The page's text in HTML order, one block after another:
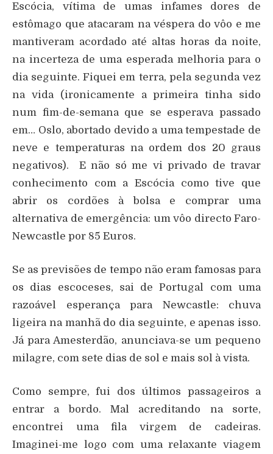
Escócia, vítima de umas infames dores de
estômago que atacaram na véspera do vôo e me
mantiveram acordado até altas horas da noite,
na incerteza de uma esperada melhoria para o
dia seguinte. Fiquei em terra, pela segunda vez
na vida (ironicamente a primeira tinha sido
num fim-de-semana que se esperava passado
em… Oslo, abortado devido a uma tempestade de
neve e temperaturas na ordem dos 20 graus
negativos). E não só me vi privado de travar
conhecimento com a Escócia como tive que
abrir os cordões à bolsa e comprar uma
alternativa de emergência: um vôo directo Faro-
Newcastle por 85 Euros.
Se as previsões de tempo não eram famosas para
os dias escoceses, sai de Portugal com uma
razoável esperança para Newcastle: chuva
ligeira na manhã do dia seguinte, e apenas isso.
Já para Amesterdão, anunciava-se um pequeno
milagre, com sete dias de sol e mais sol à vista.
Como sempre, fui dos últimos passageiros a
entrar a bordo. Mal acreditando na sorte,
encontrei uma fila virgem de cadeiras.
Imaginei-me logo com uma relaxante viagem